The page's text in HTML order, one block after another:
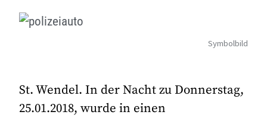
Symbolbild
St. Wendel. In der Nacht zu Donnerstag,
25.01.2018, wurde in einen